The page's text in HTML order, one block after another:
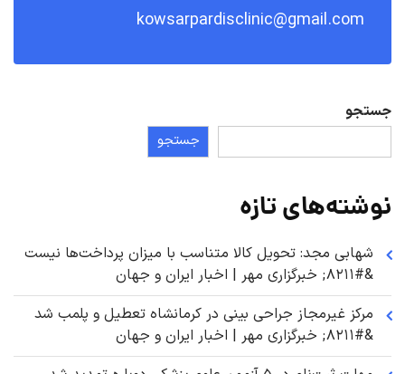
kowsarpardisclinic@gmail.com
جستجو
جستجو
نوشته‌های تازه
شهابی مجد: تحویل کالا متناسب با میزان پرداخت‌ها نیست
&#۸۲۱۱; خبرگزاری مهر | اخبار ایران و جهان
مرکز غیرمجاز جراحی بینی در کرمانشاه تعطیل و پلمب شد
&#۸۲۱۱; خبرگزاری مهر | اخبار ایران و جهان